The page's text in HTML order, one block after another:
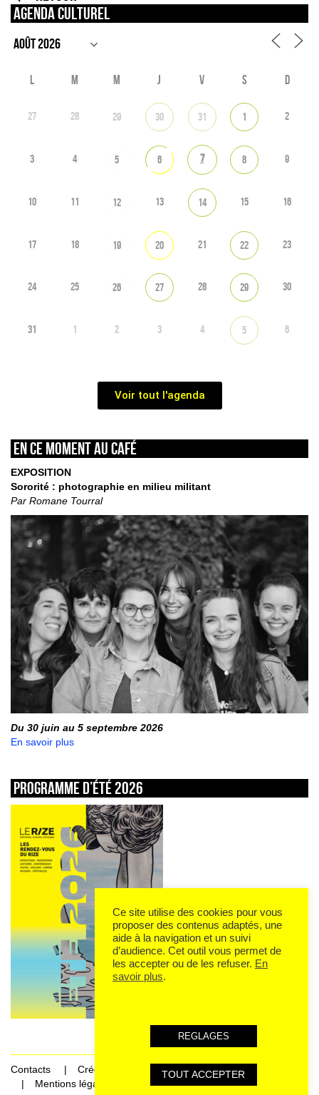
Agenda culturel
L M M J V S D
27 28 29 30 31 1 2
3 4 5 6 7 8 9
10 11 12 13 14 15 16
17 18 19 20 21 22 23
24 25 26 27 28 29 30
31 1 2 3 4 5 6
Voir tout l'agenda
En ce moment au café
EXPOSITION
Sororité : photographie en milieu militant
Par Romane Tourral
Du 30 juin au 5 septembre 2026
En savoir plus
Programme d’été 2026
Contacts
Crédits
Mentions légales et données personnelles
Ce site utilise des cookies pour vous
proposer des contenus adaptés, une
aide à la navigation et un suivi
d’audience. Cet outil vous permet de
les accepter ou de les refuser. En
savoir plus.
REGLAGES
TOUT ACCEPTER